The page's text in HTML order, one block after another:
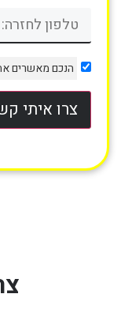
הנכם מאשרים
צרו איתי